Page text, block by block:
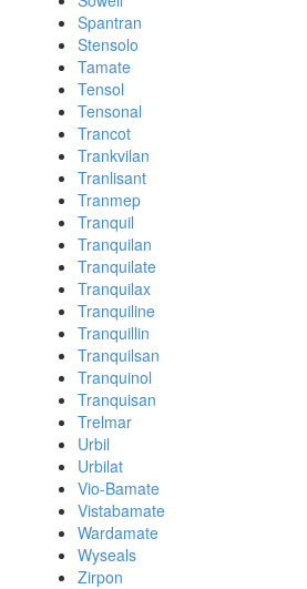
Spantran
Stensolo
Tamate
Tensol
Tensonal
Trancot
Trankvilan
Tranlisant
Tranmep
Tranquil
Tranquilan
Tranquilate
Tranquilax
Tranquiline
Tranquillin
Tranquilsan
Tranquinol
Tranquisan
Trelmar
Urbil
Urbilat
Vio-Bamate
Vistabamate
Wardamate
Wyseals
Zirpon